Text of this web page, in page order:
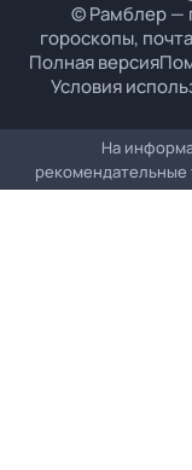
© Рамблер —
гороскопы,
Полная версия
Условия
На
рекомендательные